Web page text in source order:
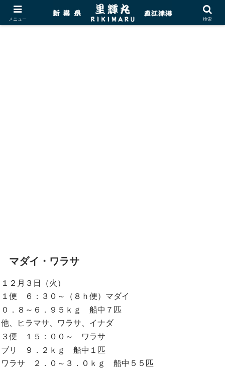
マダイ・ワラサ
１２月３日（火）
１便 ６：３０～（８ｈ便）マダイ
０．８～６．９５ｋｇ 船中７匹
他、ヒラマサ、ワラサ、イナダ
３便 １５：００～ ワラサ
ブリ ９．２ｋｇ 船中１匹
ワラサ ２．０～３．０ｋｇ 船中５５匹
メニュー 検索